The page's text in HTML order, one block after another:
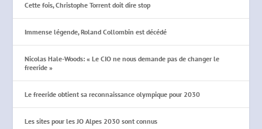
Cette fois, Christophe Torrent doit dire stop
Immense légende, Roland Collombin est décédé
Nicolas Hale-Woods: « Le CIO ne nous demande pas de changer le
freeride »
Le freeride obtient sa reconnaissance olympique pour 2030
Les sites pour les JO Alpes 2030 sont connus